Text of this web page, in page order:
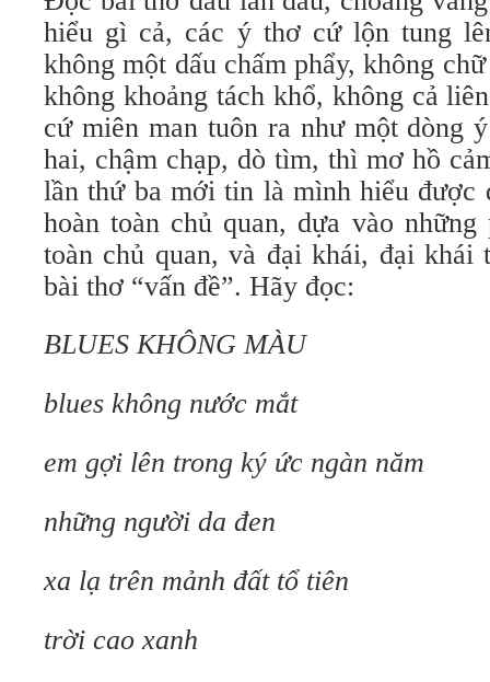
hiểu gì cả, các ý thơ cứ lộn tung
không một dấu chấm phẩy, không
không khoảng tách khổ, không cả
cứ miên man tuôn ra như một dòng
hai, chậm chạp, dò tìm, thì mơ hồ
lần thứ ba mới tin là mình hiểu được
hoàn toàn chủ quan, dựa vào những
toàn chủ quan, và đại khái, đại khái
bài thơ “vấn đề”. Hãy đọc:
BLUES KHÔNG MÀU
blues không nước mắt
em gợi lên trong ký ức ngàn năm
những người da đen
xa lạ trên mảnh đất tổ tiên
trời cao xanh